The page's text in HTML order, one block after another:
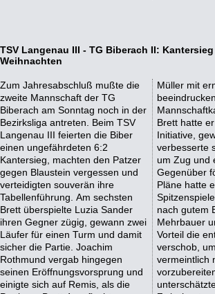
TSV Langenau III - TG Biberach II:
Weihnachten
Zum Jahresabschluß mußte die
zweite Mannschaft der TG
Biberach am Sonntag noch in der
Bezirksliga antreten. Beim TSV
Langenau III feierten die Biber
einen ungefährdeten 6:2
Kantersieg, machten den Patzer
gegen Blaustein vergessen und
verteidigten souverän ihre
Tabellenführung. Am sechsten
Brett überspielte Luzia Sander
ihren Gegner zügig, gewann zwei
Läufer für einen Turm und damit
sicher die Partie. Joachim
Rothmund vergab hingegen
seinen Eröffnungsvorsprung und
einigte sich auf Remis, als die
Müller mit erneut
beeindruckender Leistung den
Mannschaftkampf. Am zweiten
Brett hatte er von Beginn an die
Initiative, gewann einen Bauern,
verbesserte seine Stellung Zug
um Zug und erdrückte seinen
Gegenüber förmlich. Ähnliche
Pläne hatte eigentlich auch
Spitzenspieler Dirk Schindler, der
nach gutem Beginn mit
Mehrbauer und deutlichem
Vorteil die entscheidende Attacke
verschob, um den Angriff
vermeintlich noch besser
vorzubereiten. Dabei
unterschätzte er allerdings einen